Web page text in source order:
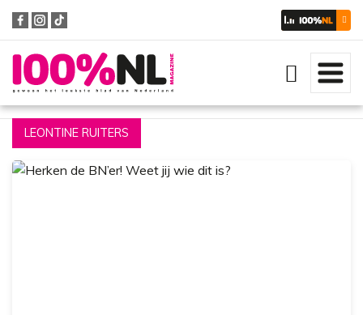
Zoeken
LEONTINE RUITERS